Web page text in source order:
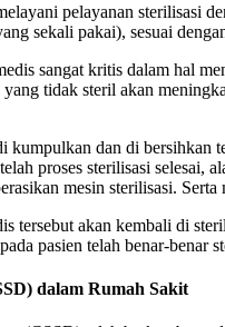
pelayanan sterilisasi
sekali pakai), sesuai
sangat kritis dalam hal
tidak steril akan
dan di bersihkan
proses sterilisasi selesai,
mesin sterilisasi.
tersebut akan kembali di
pasien telah benar-benar
dalam Rumah Sakit